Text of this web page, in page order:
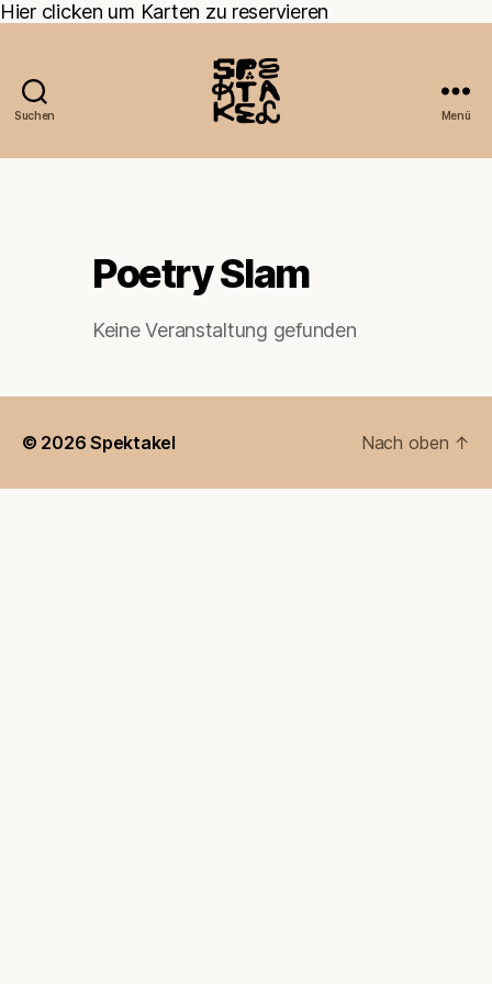
Hier clicken um Karten zu reservieren
Suchen Menü
Poetry Slam
Keine Veranstaltung gefunden
© 2026Spektakel Nach oben ↑